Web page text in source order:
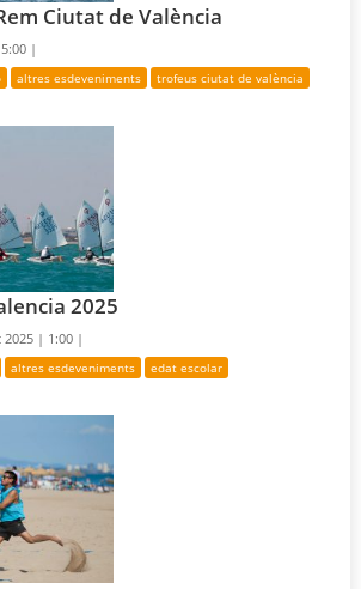
Ciutat de València
|
altres esdeveniments trofeus ciutat de valència
2025
2025 | 1:00 |
altres esdeveniments edat escolar